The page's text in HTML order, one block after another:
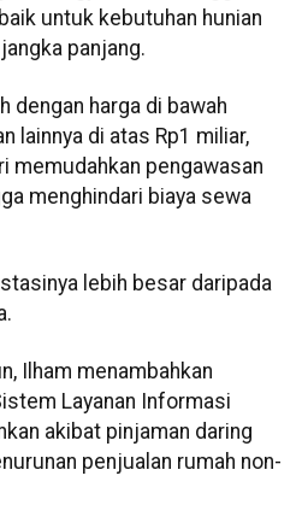
untuk kebutuhan hunian
panjang.
dengan harga di bawah
lainnya di atas Rp1 miliar,
memudahkan pengawasan
menghindari biaya sewa
lebih besar daripada
Ilham menambahkan
Layanan Informasi
akibat pinjaman daring
penjualan rumah non-